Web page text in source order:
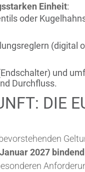
Einheit:
oder
(digital
und
Durchfluss.
DIE
2027 bindend